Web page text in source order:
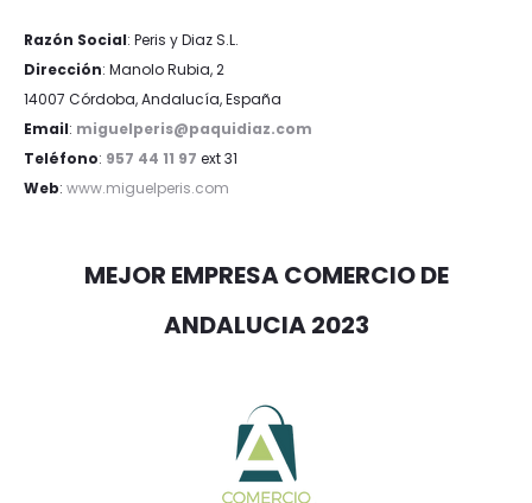
Razón Social: Peris y Diaz S.L.
Dirección: Manolo Rubia, 2
14007 Córdoba, Andalucía, España
Email: miguelperis@paquidiaz.com
Teléfono: 957 44 11 97 ext 31
Web: www.miguelperis.com
MEJOR EMPRESA COMERCIO DE
ANDALUCIA 2023